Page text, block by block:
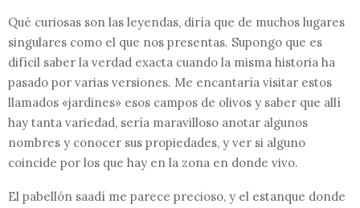
Qué curiosas son las leyendas, diría que de muchos lugares
singulares como el que nos presentas. Supongo que es
difícil saber la verdad exacta cuando la misma historia ha
pasado por varias versiones. Me encantaría visitar estos
llamados «jardines» esos campos de olivos y saber que allí
hay tanta variedad, sería maravilloso anotar algunos
nombres y conocer sus propiedades, y ver si alguno
coincide por los que hay en la zona en donde vivo.
El pabellón saadí me parece precioso, y el estanque donde